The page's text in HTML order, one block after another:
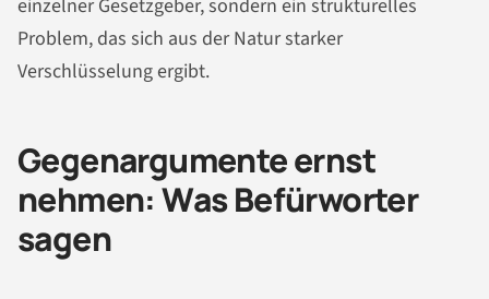
einzelner Gesetzgeber, sondern ein strukturelles
Problem, das sich aus der Natur starker
Verschlüsselung ergibt.
Gegenargumente ernst
nehmen: Was Befürworter
sagen